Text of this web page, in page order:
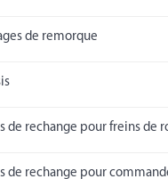
de remorque
de rechange pour freins de
de rechange pour